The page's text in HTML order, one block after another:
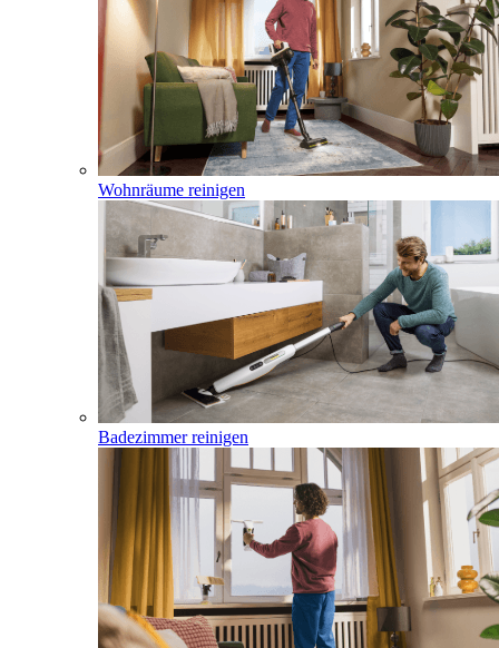
Wohnräume reinigen
Badezimmer reinigen